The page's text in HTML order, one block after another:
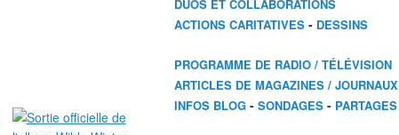
DUOS ET COLLABORATIONS
ACTIONS CARITATIVES - DESSINS
PROGRAMME DE RADIO / TÉLÉVISION
ARTICLES DE MAGAZINES / JOURNAUX
INFOS BLOG - SONDAGES - PARTAGES